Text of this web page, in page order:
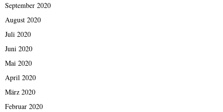
September 2020
August 2020
Juli 2020
Juni 2020
Mai 2020
April 2020
März 2020
Februar 2020